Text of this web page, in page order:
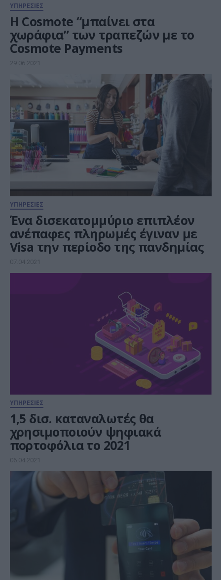
ΥΠΗΡΕΣΙΕΣ
H Cosmote “μπαίνει στα
χωράφια” των τραπεζών με το
Cosmote Payments
29.06.2021
ΥΠΗΡΕΣΙΕΣ
Ένα δισεκατομμύριο επιπλέον
ανέπαφες πληρωμές έγιναν με
Visa την περίοδο της πανδημίας
07.04.2021
ΥΠΗΡΕΣΙΕΣ
1,5 δισ. καταναλωτές θα
χρησιμοποιούν ψηφιακά
πορτοφόλια το 2021
06.04.2021